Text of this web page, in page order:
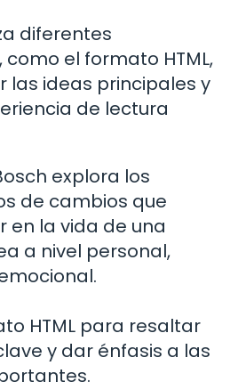
diferentes
el formato HTML,
las ideas principales y
de lectura
explora los
de cambios que
en la vida de una
a nivel personal,
HTML para resaltar
y dar énfasis a las